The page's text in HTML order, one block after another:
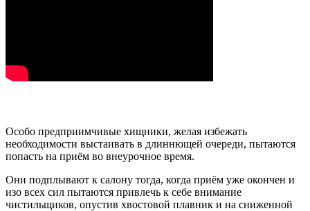
Особо предприимчивые хищники, желая избежать
необходимости выстаивать в длиннющей очереди, пытаются
попасть на приём во внеурочное время.
Они подплывают к салону тогда, когда приём уже окончен и
изо всех сил пытаются привлечь к себе внимание
чистильщиков, опустив хвостовой плавник и на сниженной